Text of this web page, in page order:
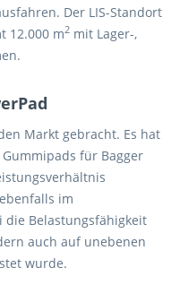
Der LIS-Standort
12.000 m2 mit Lager-,
Markt gebracht. Es hat
für Bagger
im
die Belastungsfähigkeit
auch auf unebenen
wurde.